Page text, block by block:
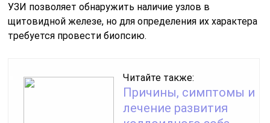
УЗИ позволяет обнаружить наличие узлов в
щитовидной железе, но для определения их характера
требуется провести биопсию.
Читайте также:
Причины, симптомы и
лечение развития